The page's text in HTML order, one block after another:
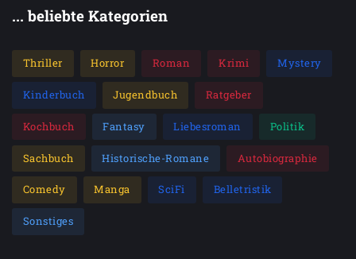
... beliebte Kategorien
Thriller Horror Roman Krimi Mystery
Kinderbuch Jugendbuch Ratgeber
Kochbuch Fantasy Liebesroman Politik
Sachbuch Historische-Romane Autobiographie
Comedy Manga SciFi Belletristik
Sonstiges